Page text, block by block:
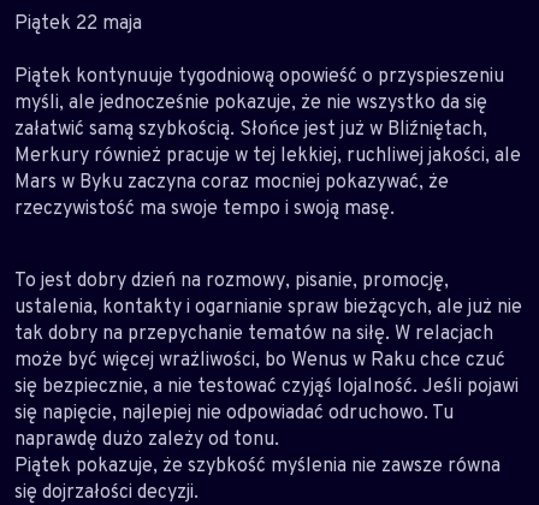
Piątek 22 maja
Piątek kontynuuje tygodniową opowieść o przyspieszeniu
myśli, ale jednocześnie pokazuje, że nie wszystko da się
załatwić samą szybkością. Słońce jest już w Bliźniętach,
Merkury również pracuje w tej lekkiej, ruchliwej jakości, ale
Mars w Byku zaczyna coraz mocniej pokazywać, że
rzeczywistość ma swoje tempo i swoją masę.
To jest dobry dzień na rozmowy, pisanie, promocję,
ustalenia, kontakty i ogarnianie spraw bieżących, ale już nie
tak dobry na przepychanie tematów na siłę. W relacjach
może być więcej wrażliwości, bo Wenus w Raku chce czuć
się bezpiecznie, a nie testować czyjąś lojalność. Jeśli pojawi
się napięcie, najlepiej nie odpowiadać odruchowo. Tu
naprawdę dużo zależy od tonu.
Piątek pokazuje, że szybkość myślenia nie zawsze równa
się dojrzałości decyzji.